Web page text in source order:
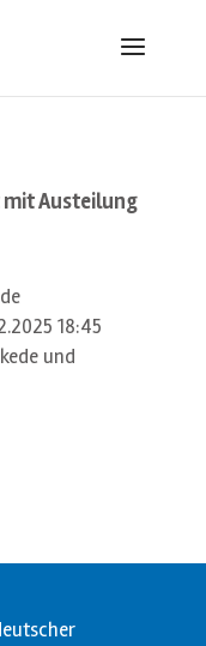
Austeilung
18:45
und